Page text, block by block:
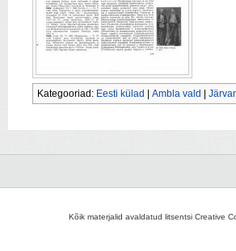
Kategooriad: Eesti külad Ambla vald
Kõik materjalid avaldatud litsentsi Creative